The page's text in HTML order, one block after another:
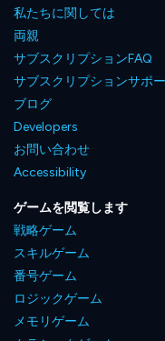
私たちに関しては
両親
サブスクリプションFAQ
サブスクリプションサポ
ブログ
Developers
お問い合わせ
Accessibility
ゲームを閲覧します
戦略ゲーム
スキルゲーム
番号ゲーム
ロジックゲーム
メモリゲーム